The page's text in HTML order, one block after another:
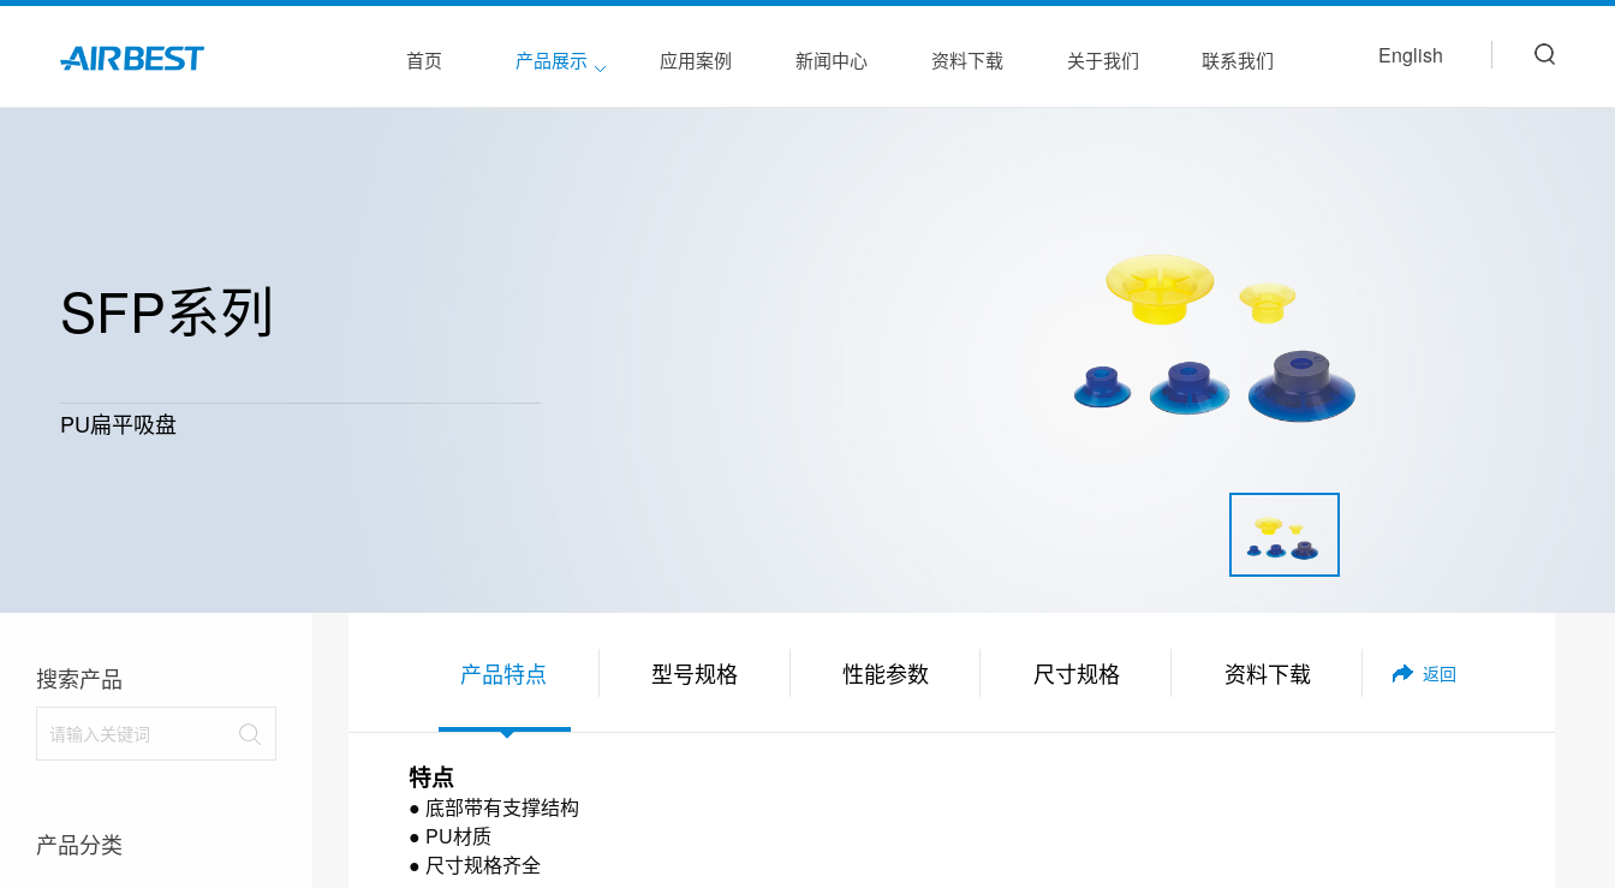
首页 产品展示 应用案例 新闻中心 资料下载 关于我们 联系我们 English
SFP系列
PU扁平吸盘
搜索产品
产品分类
产品特点 型号规格 性能参数 尺寸规格 资料下载 返回
特点
● 底部带有支撑结构
● PU材质
● 尺寸规格齐全